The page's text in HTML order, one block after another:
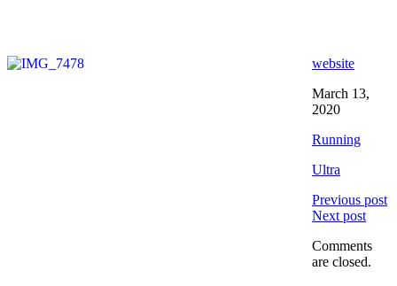
website
March 13,
2020
Running
Ultra
Previous post
Next post
Comments
are closed.